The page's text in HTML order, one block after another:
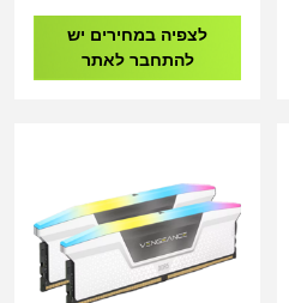
CMH32GX5M2B5200C40W
לצפיה במחירים יש
להתחבר לאתר